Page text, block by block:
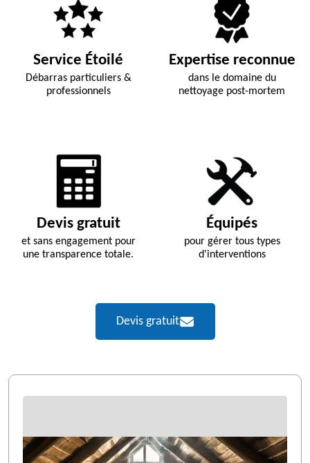
Service Étoilé
Débarras particuliers &
professionnels
Expertise reconnue
dans le domaine du
nettoyage post-mortem
Devis gratuit
et sans engagement pour
une transparence totale.
Équipés
pour gérer tous types
d'interventions
Devis gratuit